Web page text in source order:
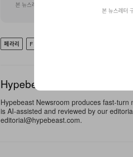
본 뉴스레터 구독 신청에 따라 자사의
페라리 FERRARI 275 GTB/4
Hypebeast Newsroom
Hypebeast Newsroom produces fast-
is AI-assisted and reviewed by our
editorial@hypebeast.com.
본 뉴스레터